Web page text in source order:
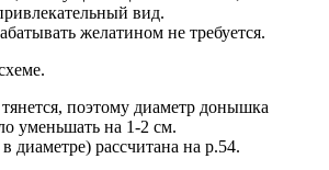
вид.
желатином не требуется.
поэтому диаметр донышка
уменьшать на 1-2 см.
диаметре) рассчитана на р.54.